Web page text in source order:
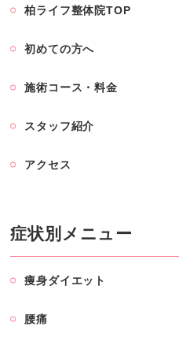
柏ライフ整体院TOP
初めての方へ
施術コース・料金
スタッフ紹介
アクセス
症状別メニュー
痩身ダイエット
腰痛